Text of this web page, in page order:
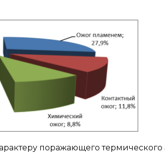
поражающего термического